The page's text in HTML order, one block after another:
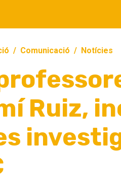
Comunicació Notícies
Ruiz,